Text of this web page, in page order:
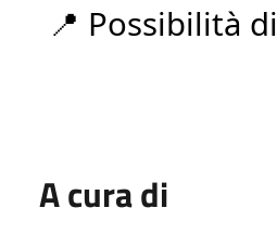
📍 Possibilità di
A cura di